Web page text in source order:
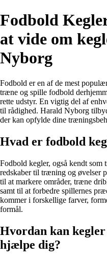
Fodbold
at vide om
Nyborg
Fodbold er en af de mest
træne og spille fodbold
rette udstyr. En vigtig del af
til rådighed. Harald Nyborg
der kan opfylde dine
Hvad er fodbold
Fodbold kegler, også kendt
redskaber til træning og øvelser
til at markere områder, træne
samt til at forbedre spillernes
kommer i forskellige farver,
formål.
Hvordan kan
hjælpe dig?